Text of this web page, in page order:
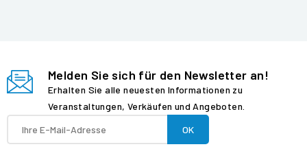
Melden Sie sich für den Newsletter an!
Erhalten Sie alle neuesten Informationen zu
Veranstaltungen, Verkäufen und Angeboten.